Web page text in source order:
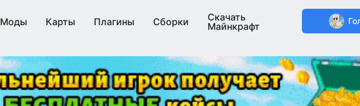
Моды Карты Плагины Сборки
Скачать
Майнкрафт